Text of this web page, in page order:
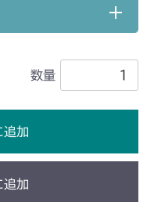
ナックル
ナックル
ックル
数量
追加
追加